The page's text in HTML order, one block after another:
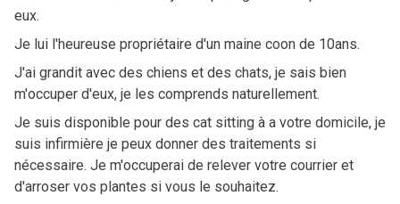
eux.
Je lui l'heureuse propriétaire d'un maine coon de 10ans.
J'ai grandit avec des chiens et des chats, je sais bien
m'occuper d'eux, je les comprends naturellement.
Je suis disponible pour des cat sitting à a votre domicile, je
suis infirmière je peux donner des traitements si
nécessaire. Je m'occuperai de relever votre courrier et
d'arroser vos plantes si vous le souhaitez.